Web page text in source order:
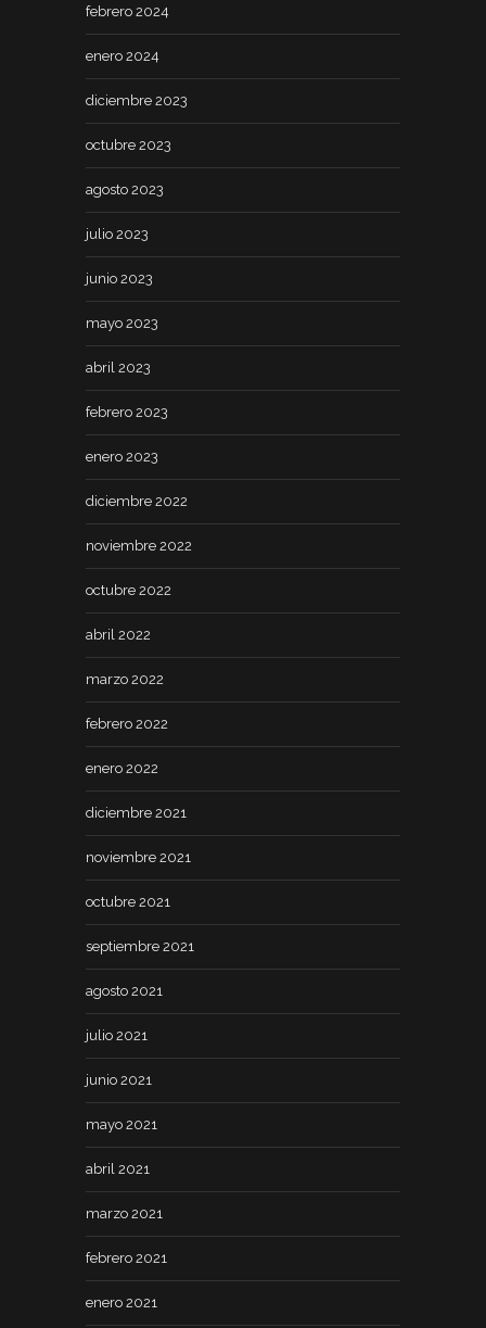
febrero 2024
enero 2024
diciembre 2023
octubre 2023
agosto 2023
julio 2023
junio 2023
mayo 2023
abril 2023
febrero 2023
enero 2023
diciembre 2022
noviembre 2022
octubre 2022
abril 2022
marzo 2022
febrero 2022
enero 2022
diciembre 2021
noviembre 2021
octubre 2021
septiembre 2021
agosto 2021
julio 2021
junio 2021
mayo 2021
abril 2021
marzo 2021
febrero 2021
enero 2021